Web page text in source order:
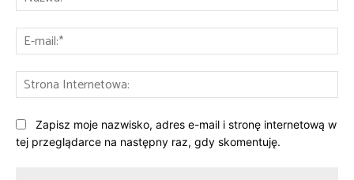
Zapisz moje nazwisko, adres e-mail i stronę internetową w
tej przeglądarce na następny raz, gdy skomentuję.